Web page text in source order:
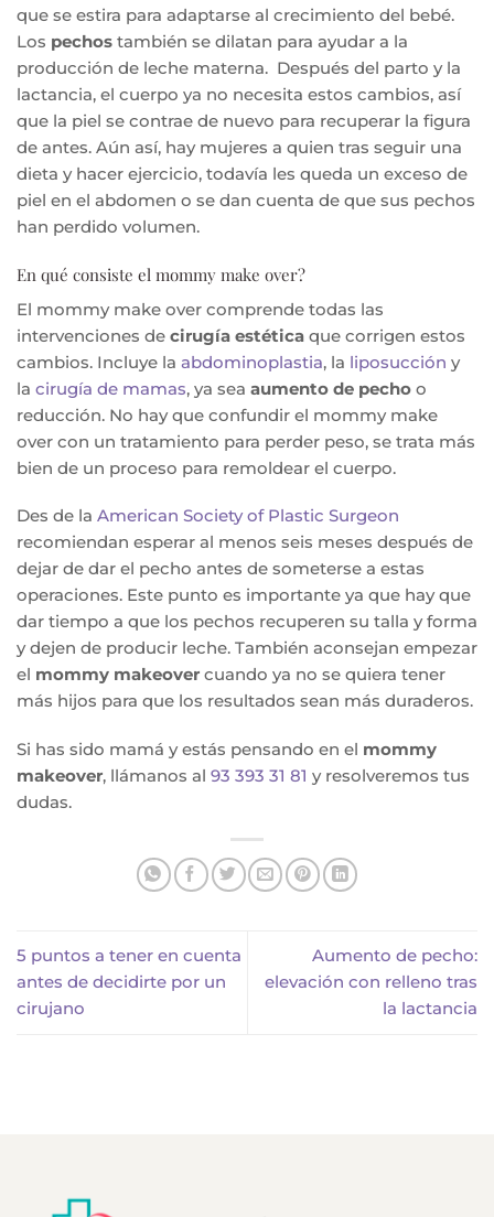
que se estira para adaptarse al crecimiento del bebé.
Los pechos también se dilatan para ayudar a la
producción de leche materna. Después del parto y la
lactancia, el cuerpo ya no necesita estos cambios, así
que la piel se contrae de nuevo para recuperar la figura
de antes. Aún así, hay mujeres a quien tras seguir una
dieta y hacer ejercicio, todavía les queda un exceso de
piel en el abdomen o se dan cuenta de que sus pechos
han perdido volumen.
En qué consiste el mommy make over?
El mommy make over comprende todas las
intervenciones de cirugía estética que corrigen estos
cambios. Incluye la abdominoplastia, la liposucción y
la cirugía de mamas, ya sea aumento de pecho o
reducción. No hay que confundir el mommy make
over con un tratamiento para perder peso, se trata más
bien de un proceso para remoldear el cuerpo.
Des de la American Society of Plastic Surgeon
recomiendan esperar al menos seis meses después de
dejar de dar el pecho antes de someterse a estas
operaciones. Este punto es importante ya que hay que
dar tiempo a que los pechos recuperen su talla y forma
y dejen de producir leche. También aconsejan empezar
el mommy makeover cuando ya no se quiera tener
más hijos para que los resultados sean más duraderos.
Si has sido mamá y estás pensando en el mommy
makeover, llámanos al 93 393 31 81 y resolveremos tus
dudas.
5 puntos a tener en cuenta
antes de decidirte por un
cirujano
Aumento de pecho:
elevación con relleno tras
la lactancia